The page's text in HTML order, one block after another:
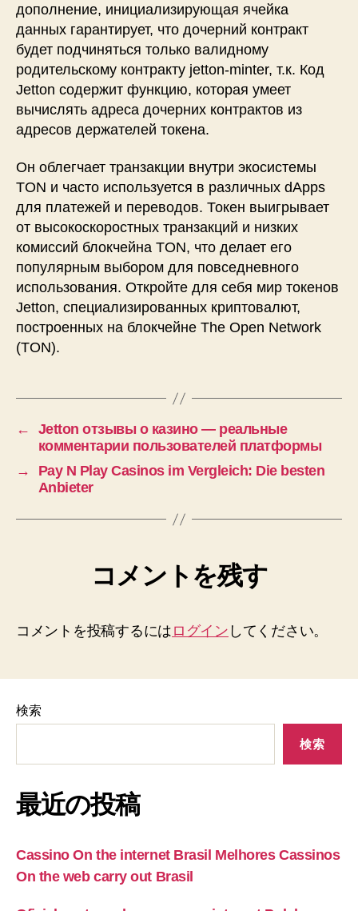
дополнение, инициализирующая ячейка
данных гарантирует, что дочерний контракт
будет подчиняться только валидному
родительскому контракту jetton-minter, т.к. Код
Jetton содержит функцию, которая умеет
вычислять адреса дочерних контрактов из
адресов держателей токена.
Он облегчает транзакции внутри экосистемы
TON и часто используется в различных dApps
для платежей и переводов. Токен выигрывает
от высокоскоростных транзакций и низких
комиссий блокчейна TON, что делает его
популярным выбором для повседневного
использования. Откройте для себя мир токенов
Jetton, специализированных криптовалют,
построенных на блокчейне The Open Network
(TON).
←
Jetton отзывы о казино — реальные
комментарии пользователей платформы
→
Pay N Play Casinos im Vergleich: Die besten
Anbieter
コメントを残す
コメントを投稿するには ログイン してください。
検索
検索
最近の投稿
Cassino On the internet Brasil Melhores Cassinos
On the web carry out Brasil